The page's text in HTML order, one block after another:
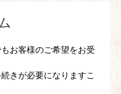
お客様のご希望をお受
きが必要になりますこ